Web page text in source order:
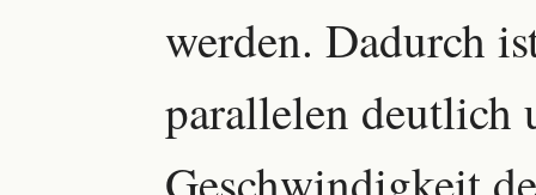
werden. Dadurch
parallelen deutlich